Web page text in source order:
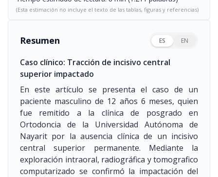
(Esta estimación no incluye el texto de las tablas, figuras y referencias)
Resumen ES EN
Caso clínico: Tracción de incisivo central
superior impactado
En este artículo se presenta el caso de un
paciente masculino de 12 años 6 meses, quien
fue remitido a la clínica de posgrado en
Ortodoncia de la Universidad Autónoma de
Nayarit por la ausencia clínica de un incisivo
central superior permanente. Mediante la
exploración intraoral, radiográfica y tomografico
computarizado se confirmó la impactación del